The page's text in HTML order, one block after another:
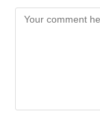
Comment